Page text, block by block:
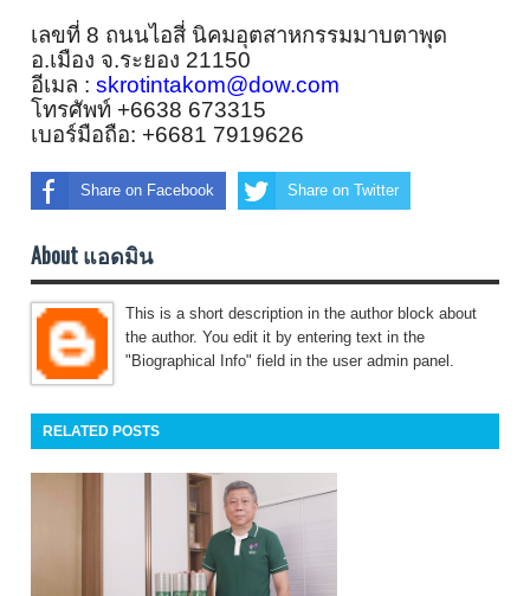
เลขที่ 8 ถนนไอสี่ นิคมอุตสาหกรรมมาบตาพุด
อ.เมือง จ.ระยอง 21150
อีเมล : skrotintakom@dow.com
โทรศัพท์ +6638 673315
เบอร์มือถือ: +6681 7919626
Share on Facebook Share on Twitter
About แอดมิน
This is a short description in the author block about
the author. You edit it by entering text in the
"Biographical Info" field in the user admin panel.
RELATED POSTS